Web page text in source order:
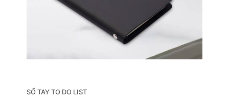
SỔ TAY TO DO LIST